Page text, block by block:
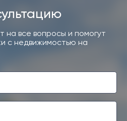
на все вопросы и помогут
с недвижимостью на